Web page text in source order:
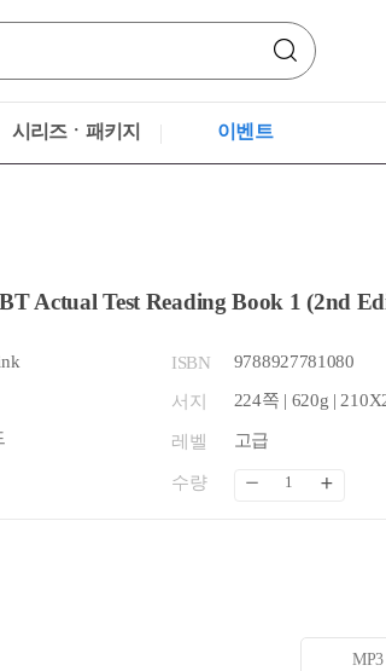
시리즈ㆍ패키지 이벤트
Actual Test Reading Book 1 (2nd
ISBN 9788927781080
서지 224쪽 | 620g |
레벨 고급
수량
MP3